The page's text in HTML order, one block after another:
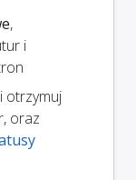
,
i
i otrzymuj
oraz